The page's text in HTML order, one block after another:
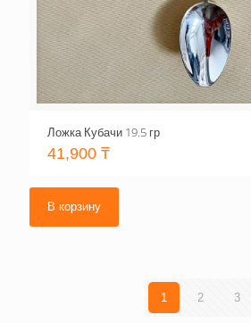
Ложка Кубачи 19.5 гр
41,900 ₸
В корзину
1 2 3